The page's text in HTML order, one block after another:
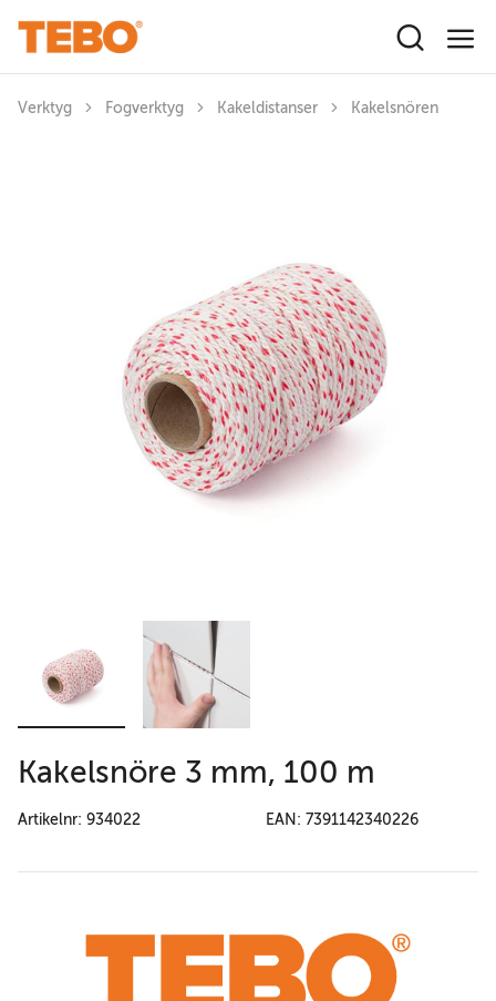
Verktyg Fogverktyg Kakeldistanser Kakelsnören
Kakelsnöre 3 mm, 100 m
Artikelnr: 934022 EAN: 7391142340226